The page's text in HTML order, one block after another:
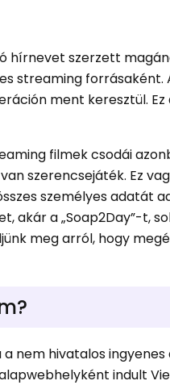
hírnevet szerzett
streaming
ment keresztül.
filmek csodái
szerencsejáték. Ez
személyes adatát
akár a „Soap2Day”-t,
meg arról, hogy
a nem hivatalos
indult